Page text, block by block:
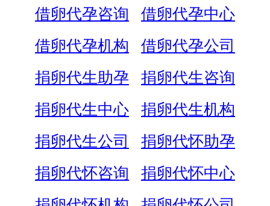
借卵代孕咨询
借卵代孕中心
借卵代孕机构
借卵代孕公司
捐卵代生助孕
捐卵代生咨询
捐卵代生中心
捐卵代生机构
捐卵代生公司
捐卵代怀助孕
捐卵代怀咨询
捐卵代怀中心